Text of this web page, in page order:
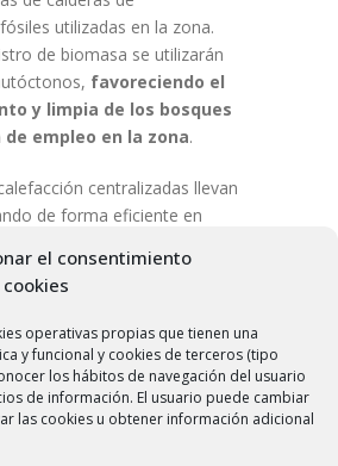
el consentimiento
operativas propias que tienen una
y funcional y cookies de terceros (tipo
los hábitos de navegación del usuario
de información. El usuario puede cambiar
las cookies u obtener información adicional
utilizadas en la zona.
de biomasa se utilizarán
favoreciendo el
y limpia de los bosques
empleo en la zona.
centralizadas llevan
de forma eficiente en
como Soria, Valladolid,
que esta nueva
en Ponferrada
una reducción de